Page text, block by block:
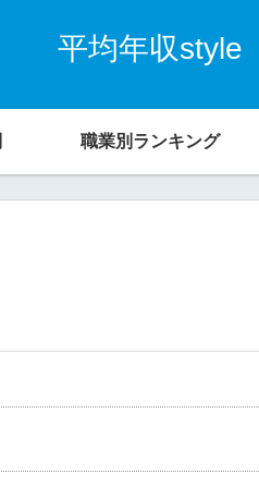
平均年収style
職業別ランキング